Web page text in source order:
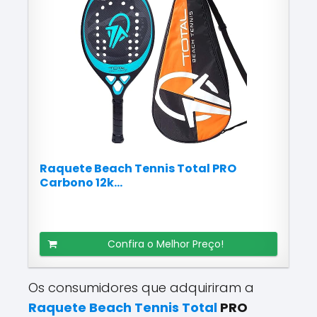
Raquete Beach Tennis Total PRO
Carbono 12k...
Confira o Melhor Preço!
Os consumidores que adquiriram a
Raquete Beach Tennis Total PRO